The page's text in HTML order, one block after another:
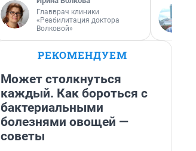
Главврач клиники
«Реабилитация доктора
Волковой»
РЕКОМЕНДУЕМ
Может столкнуться
каждый. Как бороться с
бактериальными
болезнями овощей —
советы